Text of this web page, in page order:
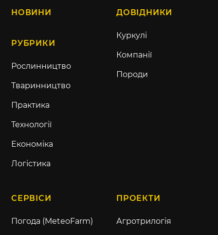
НОВИНИ
РУБРИКИ
Рослинництво
Тваринництво
Практика
Технології
Економіка
Логістика
ДОВІДНИКИ
Куркулі
Компанії
Породи
СЕРВІСИ
Погода (MeteoFarm)
ПРОЕКТИ
Агротрилогія